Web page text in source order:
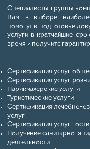
Специалисты группы
Вам в выборе
помогут в подготовке
услуги в кратчайшие
время и получите
Сертификация услуг
Сертификация услуг
Парикмахерские услуги
Туристические услуги
Сертификация лечебно-
услуг
Сертификация услуг
Получение санитарно-
деятельности